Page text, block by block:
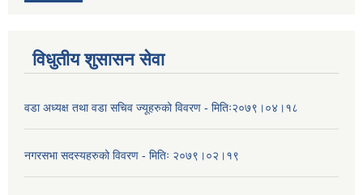
विधुतीय शुसासन सेवा
वडा अध्यक्ष तथा वडा सचिव ज्यूहरुको विवरण - मितिः२०७९।०४।१८
नगरसभा सदस्यहरुको विवरण - मितिः २०७९।०२।१९